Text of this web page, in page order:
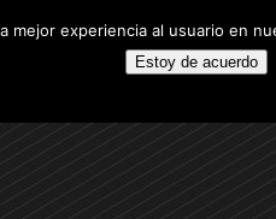
PROMOCIONES
PROYECTOS DESTACADOS
mejor experiencia al usuario en
Estoy de acuerdo